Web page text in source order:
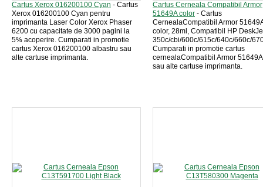
Cartus Xerox 016200100 Cyan - Cartus
Xerox 016200100 Cyan pentru
imprimanta Laser Color Xerox Phaser
6200 cu capacitate de 3000 pagini la
5% acoperire. Cumparati in promotie
cartus Xerox 016200100 albastru sau
alte cartuse imprimanta.
Cartus Cerneala Compatibil Armor
51649A color - Cartus
CernealaCompatibil Armor
color, 28ml, Compatibil HP
350c/cbi/600c/615c/640c/660c/
Cumparati in promotie cartus
cernealaCompatibil Armor
sau alte cartuse imprimanta.